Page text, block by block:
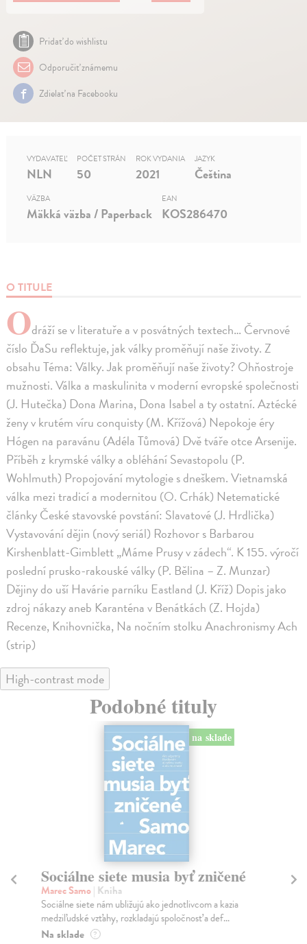
Pridať do wishlistu
Odporučiť známemu
Zdielať na Facebooku
O TITULE
Odráží se v literatuře a v posvátných textech… Červnové
číslo ĎaSu reflektuje, jak války proměňují naše životy. Z
obsahu Téma: Války. Jak proměňují naše životy? Ohňostroje
mužnosti. Válka a maskulinita v moderní evropské společnosti
(J. Hutečka) Dona Marina, Dona Isabel a ty ostatní. Aztécké
ženy v krutém víru conquisty (M. Křížová) Nepokoje éry
Hógen na paravánu (Adéla Tůmová) Dvě tváře otce Arsenije.
Příběh z krymské války a obléhání Sevastopolu (P.
Wohlmuth) Propojování mytologie s dneškem. Vietnamská
válka mezi tradicí a modernitou (O. Crhák) Netematické
články České stavovské povstání: Slavatové (J. Hrdlička)
Vystavování dějin (nový seriál) Rozhovor s Barbarou
Kirshenblatt-Gimblett „Máme Prusy v zádech“. K 155. výročí
poslední prusko-rakouské války (P. Bělina – Z. Munzar)
Dějiny do uší Havárie parníku Eastland (J. Kříž) Dopis jako
zdroj nákazy aneb Karanténa v Benátkách (Z. Hojda)
Recenze, Knihovnička, Na nočním stolku Anachronismy Ach
(strip)
VYDAVATEĽ
NLN
POČET STRÁN
50
ROK VYDANIA
2021
JAZYK
Čeština
VÄZBA
Mäkká väzba / Paperback
EAN
KOS286470
High-contrast mode
Podobné tituly
na sklade
Sociálne siete musia byť zničené
Marec Samo| Kniha
Sociálne siete nám ubližujú ako jednotlivcom a kazia
medziľudské vzťahy, rozkladajú spoločnosť a def...
Na sklade ?